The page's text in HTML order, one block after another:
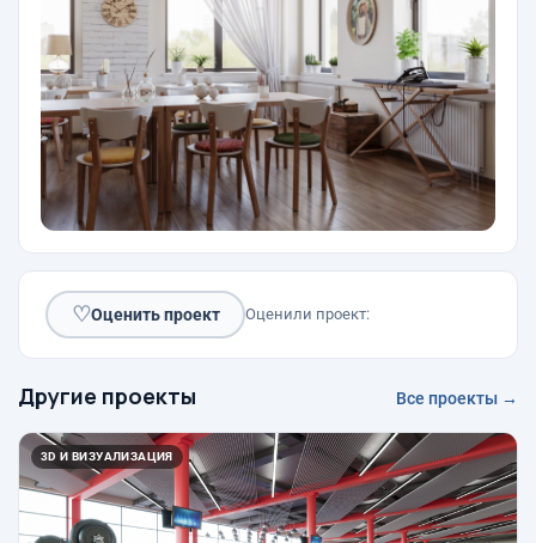
♡Оценить проект Оценили проект:
Другие проекты Все проекты →
3D И ВИЗУАЛИЗАЦИЯ